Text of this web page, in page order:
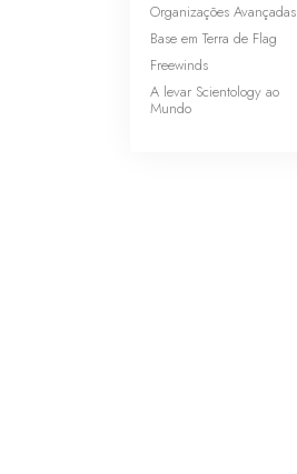
Organizações Avançadas
Base em Terra de Flag
Freewinds
A levar Scientology ao
Mundo